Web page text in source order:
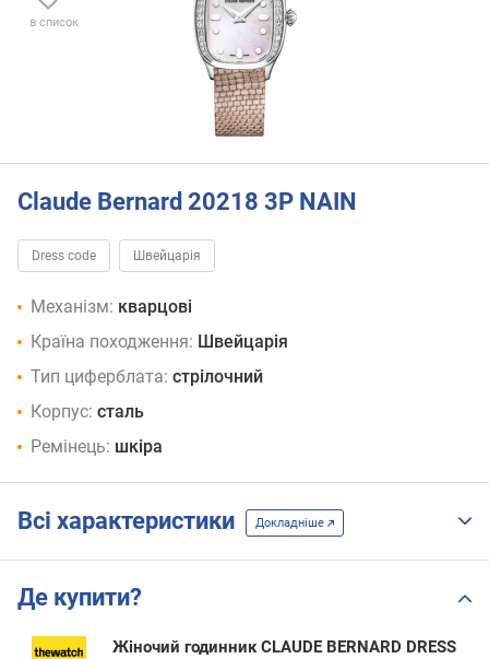
в список
Claude Bernard 20218 3P NAIN
Dress code Швейцарія
Механізм: кварцові
Країна походження: Швейцарія
Тип циферблата: стрілочний
Корпус: сталь
Ремінець: шкіра
Всі характеристики Докладніше
Де купити?
Жіночий годинник CLAUDE BERNARD DRESS